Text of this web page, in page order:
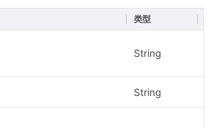
类型
String
String